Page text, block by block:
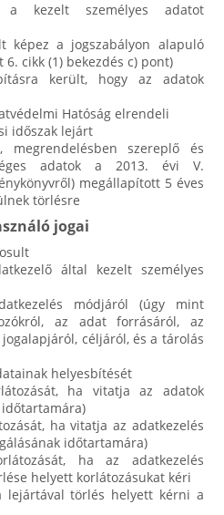
kezelt személyes adatot
képez a jogszabályon alapuló
6. cikk (1) bekezdés c) pont)
került, hogy az adatok
Hatóság elrendeli
időszak lejárt
megrendelésben szereplő és
adatok a 2013. évi V.
megállapított 5 éves
törlésre
jogai
által kezelt személyes
módjáról (úgy mint
az adat forrásáról, az
céljáról, és a tárolás
helyesbítését
ha vitatja az adatok
ha vitatja az adatkezelés
időtartamára)
ha az adatkezelés
helyett korlátozásukat kéri
lejártával törlés helyett kérni a